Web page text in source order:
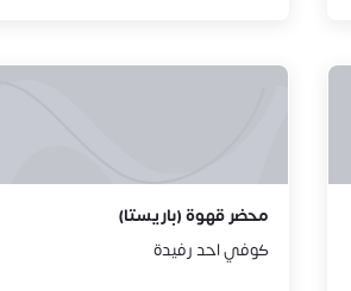
محضر قهوة (باريستا)
كوفي احد رفيدة